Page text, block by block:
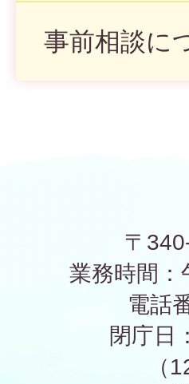
事前相談に
〒
業務時間
電話
閉庁日
（